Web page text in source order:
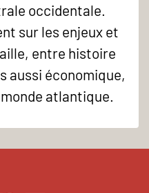
occidentale.
sur les enjeux et
entre histoire
aussi économique,
atlantique.